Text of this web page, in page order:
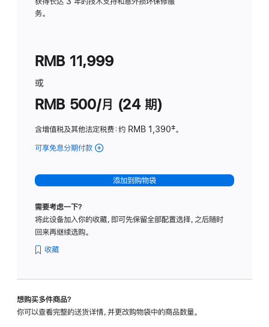
务。
RMB 11,999
或
RMB 500/月 (24 期)
含增值税及其他法定税费：约 RMB 1,390脚
‡。
可享免息分期付款 (Studio
-
标
璃
转
添加到购物袋
需要考虑一下？
将此设备加入你的收藏，即可先保留全部配置选择，之后随时
回来再继续选购。
收藏
想购买多件商品？
你可以查看完整的送货详情，并更改购物袋中的商品数量。